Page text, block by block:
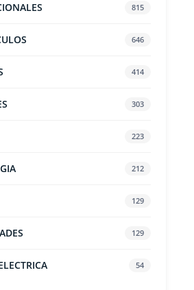
815
646
414
303
223
212
129
129
54